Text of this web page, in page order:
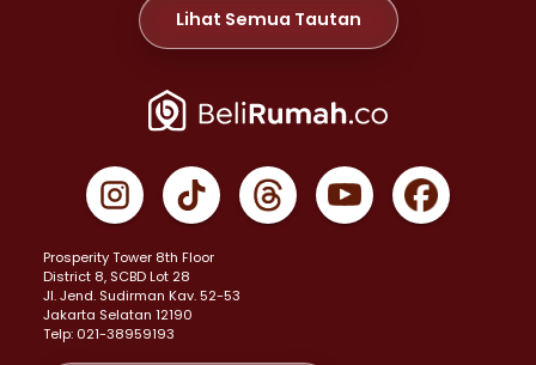
Properti Dijual di Meruya >
Properti Dijual di Jelambar >
Properti Dijual di Jakarta Pusat >
Properti Dijual di Gambir >
Properti Dijual di Johar Baru >
Properti Dijual di Menteng >
Properti Dijual di Senen >
Properti Dijual di Tanah Abang >
Properti Dijual di Cikini >
Lihat Semua Tautan
Prosperity Tower 8th Floor
District 8, SCBD Lot 28
JI. Jend. Sudirman Kav. 52-53
Jakarta Selatan 12190
Telp: 021-38959193